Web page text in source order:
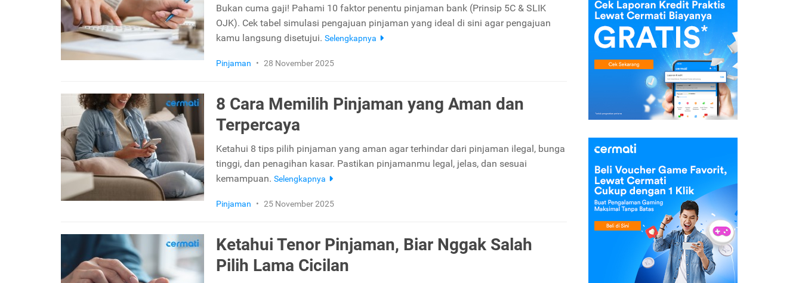
Bukan cuma gaji! Pahami 10 faktor penentu pinjaman bank (Prinsip 5C & SLIK
OJK). Cek tabel simulasi pengajuan pinjaman yang ideal di sini agar pengajuan
kamu langsung disetujui. Selengkapnya
Pinjaman • 28 November 2025
8 Cara Memilih Pinjaman yang Aman dan
Terpercaya
Ketahui 8 tips pilih pinjaman yang aman agar terhindar dari pinjaman ilegal, bunga
tinggi, dan penagihan kasar. Pastikan pinjamanmu legal, jelas, dan sesuai
kemampuan. Selengkapnya
Pinjaman • 25 November 2025
Ketahui Tenor Pinjaman, Biar Nggak Salah
Pilih Lama Cicilan